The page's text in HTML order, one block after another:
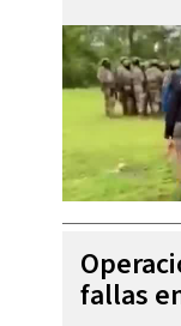
fallas